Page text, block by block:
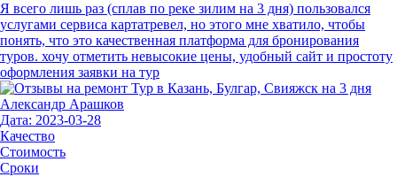
Я всего лишь раз (сплав по реке зилим на 3 дня) пользовался
услугами сервиса картатревел, но этого мне хватило, чтобы
понять, что это качественная платформа для бронирования
туров. хочу отметить невысокие цены, удобный сайт и простоту
оформления заявки на тур
Александр Арашков
Дата: 2023-03-28
Качество
Стоимость
Сроки